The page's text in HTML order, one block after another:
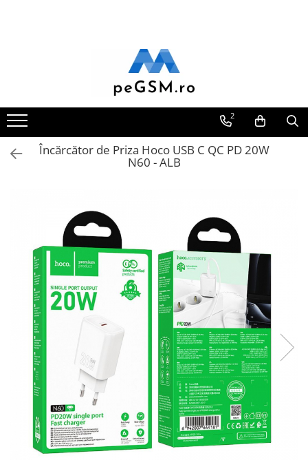
SAMSUNG COMPATIBILE
SAMSUNG SERVICE PACK
Galaxy J
GALAXY M COMPATIBILE
GALAXY M SERVICE PACK
Galaxy N
Galaxy N COMPATIBILE
Galaxy N SERVICE PACK
Galaxy S
SAMSUNG S SERVICE PACK
SAMSUNG S COMPATIBILE
S20 FE 4G / G780
S20 FE 5G / G781
FLIP SERVICE PACK
FOLD
2
Încărcător de Priza Hoco USB C QC PD 20W
N60 - ALB